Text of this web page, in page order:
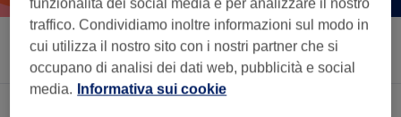
Ordina per Saloni Offerte Express Valutazione
traffico. Condividiamo inoltre informazioni sul modo in
cui utilizza il nostro sito con i nostri partner che si
occupano di analisi dei dati web, pubblicità e social
media. Informativa sui cookie